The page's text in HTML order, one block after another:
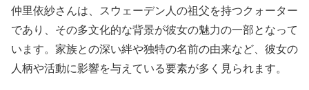
仲里依紗さんは、スウェーデン人の祖父を持つクォーター
であり、その多文化的な背景が彼女の魅力の一部となって
います。家族との深い絆や独特の名前の由来など、彼女の
人柄や活動に影響を与えている要素が多く見られます。